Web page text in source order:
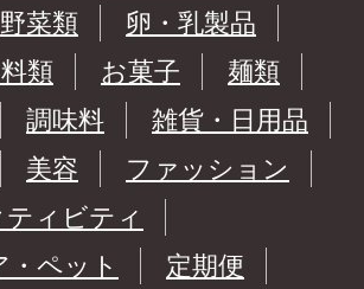
野菜類
卵・乳製品
類 お菓子
麺類
調味料
雑貨・日用品
美容
ファッション
ィビティ
ペット
定期便